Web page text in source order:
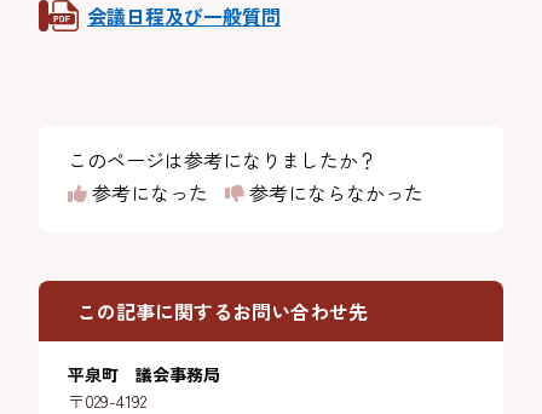
会議日程及び一般質問
このページは参考になりましたか？
参考になった
参考にならなかった
この記事に関するお問い合わせ先
平泉町 議会事務局
〒029-4192